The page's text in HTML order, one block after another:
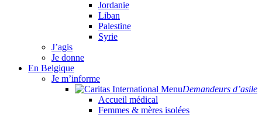
Jordanie
Liban
Palestine
Syrie
J’agis
Je donne
En Belgique
Je m’informe
Demandeurs d’asile
Accueil médical
Femmes & mères isolées